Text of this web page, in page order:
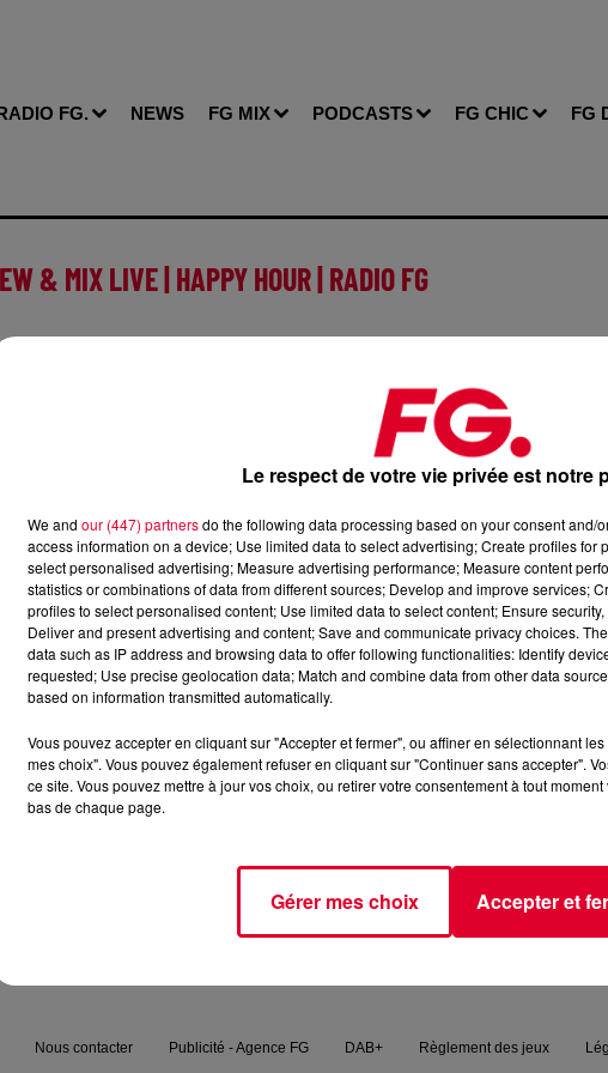
FG. NEWS FG MIX PODCASTS FG CHIC FG
& MIX LIVE | HAPPY HOUR | RADIO FG
du refus du dépôt de cookies que vous avez exprimé. Si vous
bouton ci-dessous.
Farès Landoulsi, acteur dans la série Messiah ! C’est l’une des
FG.
Nous contacter Publicité - Agence FG DAB+ Règlement des jeux
Le respect de votre vie privée est notre
We and our (447) partnersdo the following data processing based on your consent and/
access information on a device; Use limited data to select advertising; Create profiles for
select personalised advertising; Measure advertising performance; Measure content
statistics or combinations of data from different sources; Develop and improve services;
profiles to select personalised content; Use limited data to select content; Ensure
Deliver and present advertising and content; Save and communicate privacy choices.
data such as IP address and browsing data to offer following functionalities: Identify
requested; Use precise geolocation data; Match and combine data from other data
based on information transmitted automatically.
Vous pouvez accepter en cliquant sur "Accepter et fermer", ou affiner en sélectionnant
mes choix". Vous pouvez également refuser en cliquant sur "Continuer sans accepter".
ce site. Vous pouvez mettre à jour vos choix, ou retirer votre consentement à tout
bas de chaque page.
Gérer mes choix Accepter et